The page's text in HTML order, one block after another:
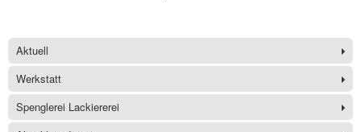
Aktuell
Werkstatt
Spenglerei Lackiererei